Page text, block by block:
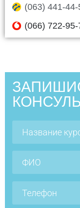
(063) 441-44-
(066) 722-95-